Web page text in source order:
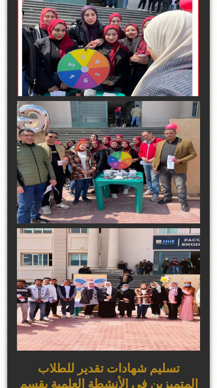
تسليم شهادات تقدير للطلاب
المتميزين في الأنشطة العلمية بقسم